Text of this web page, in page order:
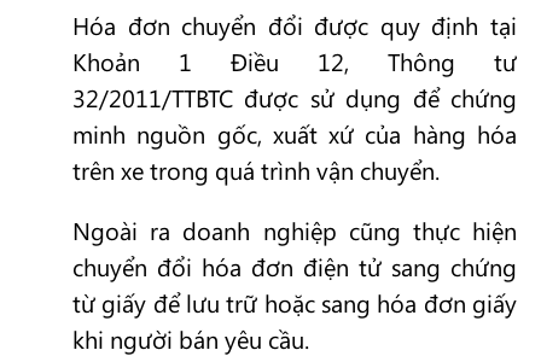
Hóa đơn chuyển đổi được quy định tại
Khoản 1 Điều 12, Thông tư
32/2011/TTBTC được sử dụng để chứng
minh nguồn gốc, xuất xứ của hàng hóa
trên xe trong quá trình vận chuyển.
Ngoài ra doanh nghiệp cũng thực hiện
chuyển đổi hóa đơn điện tử sang chứng
từ giấy để lưu trữ hoặc sang hóa đơn giấy
khi người bán yêu cầu.